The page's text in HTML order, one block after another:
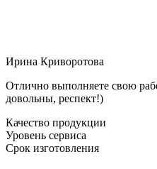
Ирина Криворотова
Отлично выполняете свою
довольны, респект!)
Качество продукции
Уровень сервиса
Срок изготовления